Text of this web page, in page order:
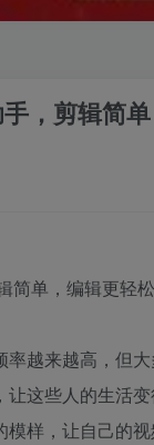
手，剪辑简
越来越高，但
这些人的生活
样，让自己的